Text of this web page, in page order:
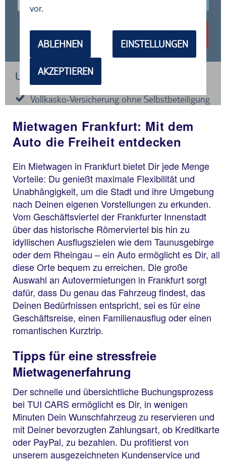
Mietwagen Frankfurt: Mit dem
Auto die Freiheit entdecken
Ein Mietwagen in Frankfurt bietet Dir jede Menge
Vorteile: Du genießt maximale Flexibilität und
Unabhängigkeit, um die Stadt und ihre Umgebung
nach Deinen eigenen Vorstellungen zu erkunden.
Vom Geschäftsviertel der Frankfurter Innenstadt
über das historische Römerviertel bis hin zu
idyllischen Ausflugszielen wie dem Taunusgebirge
oder dem Rheingau – ein Auto ermöglicht es Dir, all
diese Orte bequem zu erreichen. Die große
Auswahl an Autovermietungen in Frankfurt sorgt
dafür, dass Du genau das Fahrzeug findest, das
Deinen Bedürfnissen entspricht, sei es für eine
Geschäftsreise, einen Familienausflug oder einen
romantischen Kurztrip.
Tipps für eine stressfreie
Mietwagenerfahrung
Der schnelle und übersichtliche Buchungsprozess
bei TUI CARS ermöglicht es Dir, in wenigen
Minuten Dein Wunschfahrzeug zu reservieren und
mit Deiner bevorzugten Zahlungsart, ob Kreditkarte
oder PayPal, zu bezahlen. Du profitierst von
unserem ausgezeichneten Kundenservice und